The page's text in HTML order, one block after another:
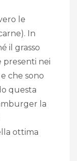
le
In
il grasso
presenti nei
che sono
questa
la
ottima